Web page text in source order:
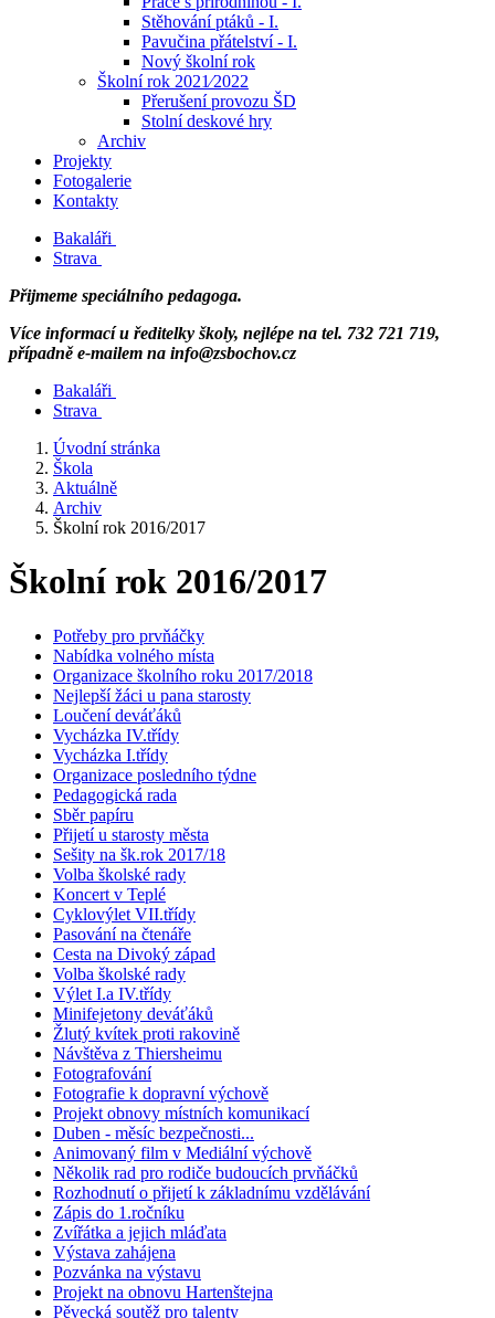
Stěhování ptáků - I.
Pavučina přátelství - I.
Nový školní rok
Školní rok 2021⁄2022
Přerušení provozu ŠD
Stolní deskové hry
Archiv
Projekty
Fotogalerie
Kontakty
Bakaláři
Strava
Přijmeme speciálního pedagoga.
Více informací u ředitelky školy, nejlépe na tel. 732 721 719,
případně e-mailem na info@zsbochov.cz
Bakaláři
Strava
Úvodní stránka
Škola
Aktuálně
Archiv
Školní rok 2016/2017
Školní rok 2016/2017
Potřeby pro prvňáčky
Nabídka volného místa
Organizace školního roku 2017/2018
Nejlepší žáci u pana starosty
Loučení deváťáků
Vycházka IV.třídy
Vycházka I.třídy
Organizace posledního týdne
Pedagogická rada
Sběr papíru
Přijetí u starosty města
Sešity na šk.rok 2017/18
Volba školské rady
Koncert v Teplé
Cyklovýlet VII.třídy
Pasování na čtenáře
Cesta na Divoký západ
Volba školské rady
Výlet I.a IV.třídy
Minifejetony deváťáků
Žlutý kvítek proti rakovině
Návštěva z Thiersheimu
Fotografování
Fotografie k dopravní výchově
Projekt obnovy místních komunikací
Duben - měsíc bezpečnosti...
Animovaný film v Mediální výchově
Několik rad pro rodiče budoucích prvňáčků
Rozhodnutí o přijetí k základnímu vzdělávání
Zápis do 1.ročníku
Zvířátka a jejich mláďata
Výstava zahájena
Pozvánka na výstavu
Projekt na obnovu Hartenštejna
Pěvecká soutěž pro talenty